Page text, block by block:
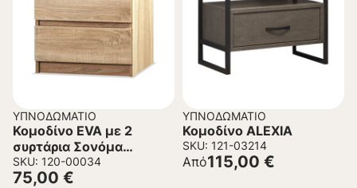
ΥΠΝΟΔΩΜΆΤΙΟ
Κομοδίνο EVA με 2
συρτάρια Σονόμα
48x40x48 εκ.
SKU: 120-00034
75,00 €
ΥΠΝΟΔΩΜΆΤΙΟ
Κομοδίνο ALEXIA
SKU: 121-03214
Από115,00 €